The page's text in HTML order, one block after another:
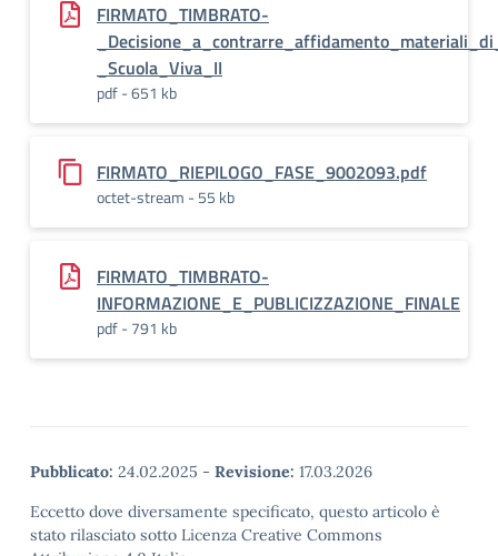
FIRMATO_TIMBRATO-
_Scuola_Viva_II
pdf - 651 kb
FIRMATO_RIEPILOGO_FASE_9002093.pdf
octet-stream - 55 kb
FIRMATO_TIMBRATO-
INFORMAZIONE_E_PUBLICIZZAZIONE_FINALE
pdf - 791 kb
Pubblicato: 24.02.2025 - Revisione: 17.03.2026
Eccetto dove diversamente specificato, questo articolo è
stato rilasciato sotto Licenza Creative Commons